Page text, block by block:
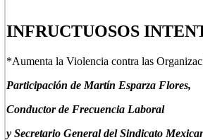
INFRUCTUOSOS
*Aumenta la Violencia contra las
Participación de Martín Esparza Flores,
Conductor de Frecuencia Laboral
y Secretario General del Sindicato